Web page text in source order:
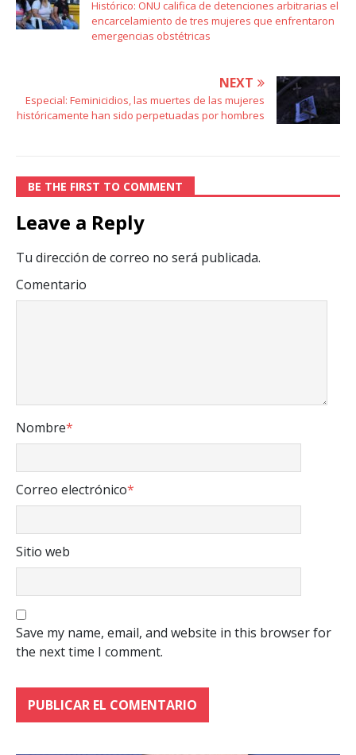
Histórico: ONU califica de detenciones arbitrarias el
encarcelamiento de tres mujeres que enfrentaron
emergencias obstétricas
NEXT
Especial: Feminicidios, las muertes de las mujeres
históricamente han sido perpetuadas por hombres
BE THE FIRST TO COMMENT
Leave a Reply
Tu dirección de correo no será publicada.
Comentario
Nombre*
Correo electrónico*
Sitio web
Save my name, email, and website in this browser for
the next time I comment.